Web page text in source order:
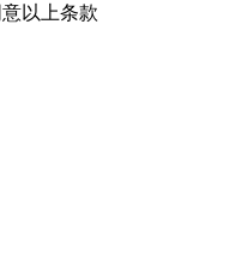
以上条款